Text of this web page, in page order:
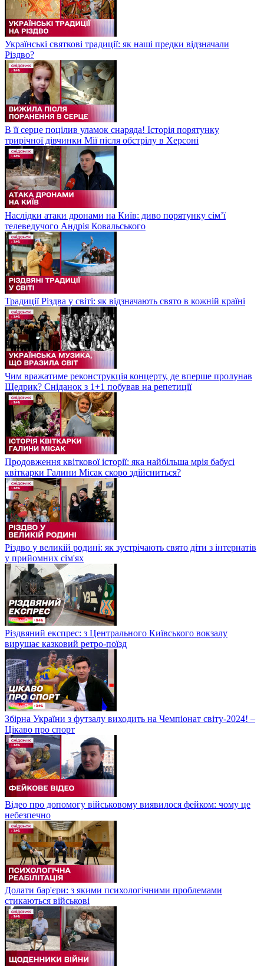
Українські святкові традиції: як наші предки відзначали
Різдво?
В її серце поцілив уламок снаряда! Історія порятунку
трирічної дівчинки Мії після обстрілу в Херсоні
Наслідки атаки дронами на Київ: диво порятунку сім’ї
телеведучого Андрія Ковальського
Традиції Різдва у світі: як відзначають свято в кожній країні
Чим вражатиме реконструкція концерту, де вперше пролунав
Щедрик? Сніданок з 1+1 побував на репетиції
Продовження квіткової історії: яка найбільша мрія бабусі
квіткарки Галини Місак скоро здійсниться?
Різдво у великій родині: як зустрічають свято діти з інтернатів
у прийомних сім'ях
Різдвяний експрес: з Центрального Київського вокзалу
вирушає казковий ретро-поїзд
Збірна України з футзалу виходить на Чемпіонат світу-2024! –
Цікаво про спорт
Відео про допомогу військовому виявилося фейком: чому це
небезпечно
Долати бар'єри: з якими психологічними проблемами
стикаються військові